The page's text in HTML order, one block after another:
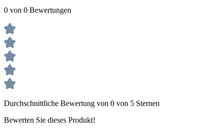
0 von 0 Bewertungen
Durchschnittliche Bewertung von 0 von 5 Sternen
Bewerten Sie dieses Produkt!